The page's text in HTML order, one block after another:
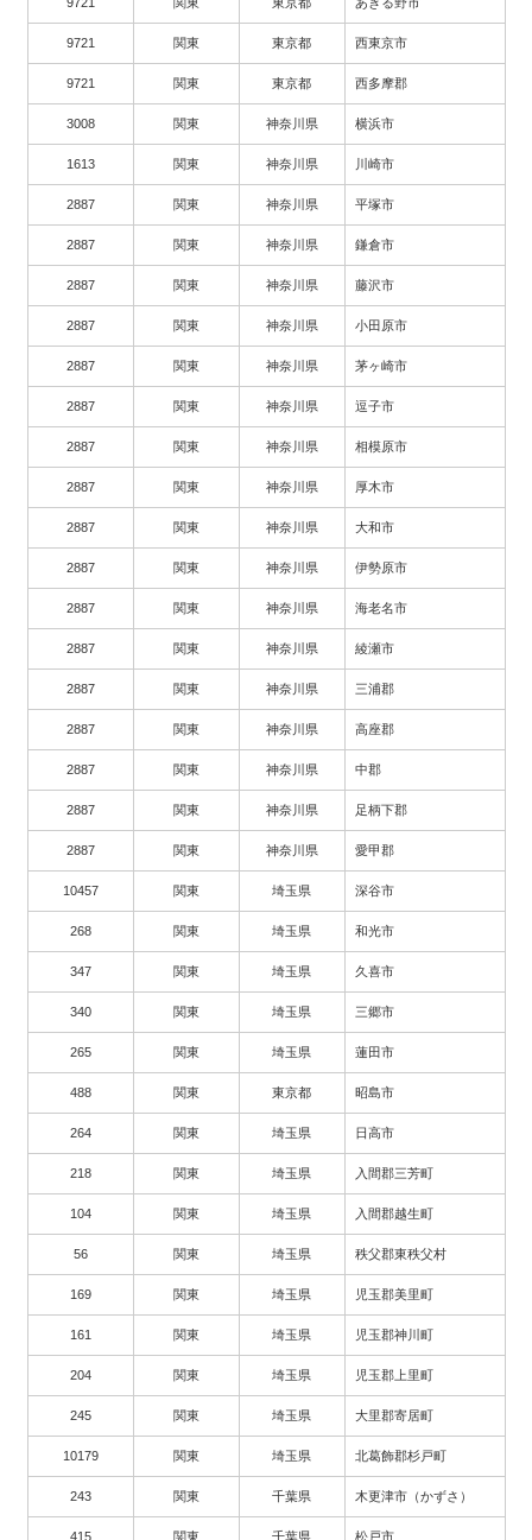
9721 関東 東京都 西東京市
9721 関東 東京都 西多摩郡
3008 関東 神奈川県 横浜市
1613 関東 神奈川県 川崎市
2887 関東 神奈川県 平塚市
2887 関東 神奈川県 鎌倉市
2887 関東 神奈川県 藤沢市
2887 関東 神奈川県 小田原市
2887 関東 神奈川県 茅ヶ崎市
2887 関東 神奈川県 逗子市
2887 関東 神奈川県 相模原市
2887 関東 神奈川県 厚木市
2887 関東 神奈川県 大和市
2887 関東 神奈川県 伊勢原市
2887 関東 神奈川県 海老名市
2887 関東 神奈川県 綾瀬市
2887 関東 神奈川県 三浦郡
2887 関東 神奈川県 高座郡
2887 関東 神奈川県 中郡
2887 関東 神奈川県 足柄下郡
2887 関東 神奈川県 愛甲郡
10457 関東 埼玉県 深谷市
268 関東 埼玉県 和光市
347 関東 埼玉県 久喜市
340 関東 埼玉県 三郷市
265 関東 埼玉県 蓮田市
488 関東 東京都 昭島市
264 関東 埼玉県 日高市
218 関東 埼玉県 入間郡三芳町
104 関東 埼玉県 入間郡越生町
56 関東 埼玉県 秩父郡東秩父村
169 関東 埼玉県 児玉郡美里町
161 関東 埼玉県 児玉郡神川町
204 関東 埼玉県 児玉郡上里町
245 関東 埼玉県 大里郡寄居町
10179 関東 埼玉県 北葛飾郡杉戸町
243 関東 千葉県 木更津市（かずさ）
415 関東 千葉県 松戸市